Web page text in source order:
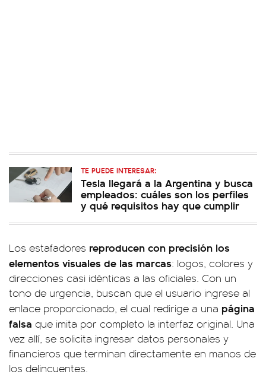
TE PUEDE INTERESAR:
Tesla llegará a la Argentina y busca
empleados: cuáles son los perfiles
y qué requisitos hay que cumplir
Los estafadores reproducen con precisión los
elementos visuales de las marcas: logos, colores y
direcciones casi idénticas a las oficiales. Con un
tono de urgencia, buscan que el usuario ingrese al
enlace proporcionado, el cual redirige a una página
falsa que imita por completo la interfaz original. Una
vez allí, se solicita ingresar datos personales y
financieros que terminan directamente en manos de
los delincuentes.